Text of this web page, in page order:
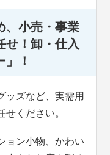
、小売・事業
せ！卸・仕入
！
ッズなど、実需用
ください。
ョン小物、かわい